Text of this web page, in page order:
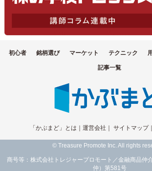
初心者 銘柄選び マーケット テクニック
記事一覧
「かぶまど」とは 運営会社 サイトマップ｜
© Treasure Promote Inc. All rights
商号等：株式会社トレジャープロモート／金融商品仲
仲）第581号